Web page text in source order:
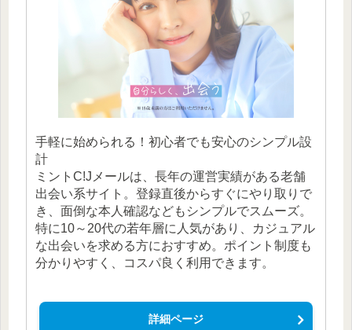
手軽に始められる！初心者でも安心のシンプル設
計
ミントC!Jメールは、長年の運営実績がある老舗
出会い系サイト。登録直後からすぐにやり取りで
き、面倒な本人確認などもシンプルでスムーズ。
特に10～20代の若年層に人気があり、カジュアル
な出会いを求める方におすすめ。ポイント制度も
分かりやすく、コスパ良く利用できます。
詳細ページ